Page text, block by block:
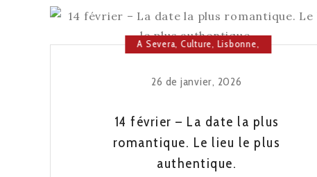
A Severa,Culture, Lisbonne,
26 de janvier, 2026
14 février – La date la plus
romantique. Le lieu le plus
authentique.